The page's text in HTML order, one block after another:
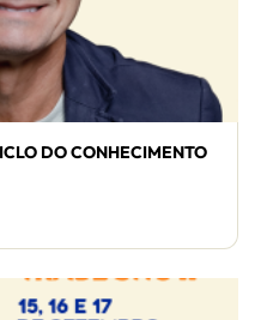
DO CONHECIMENTO